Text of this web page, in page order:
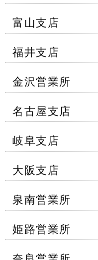
富山支店
福井支店
金沢営業所
名古屋支店
岐阜支店
大阪支店
泉南営業所
姫路営業所